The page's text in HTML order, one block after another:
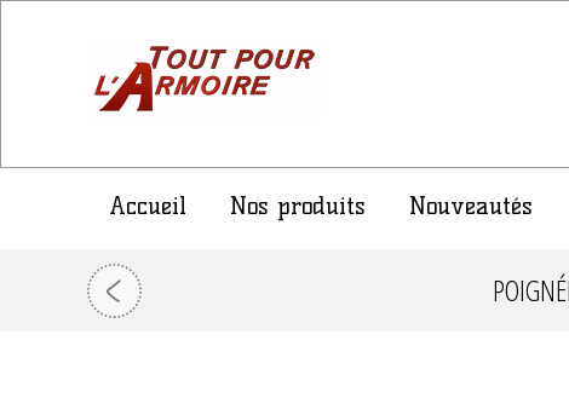
Accueil Nos produits Nouveautés